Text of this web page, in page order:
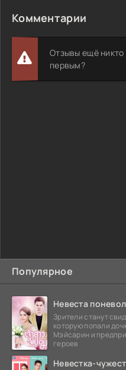
Популярное
Невеста
Зрители станут
которую попали
Мэйсарин и
героев
Невестка-
Комментарии
Отзывы ещё никто
первым?